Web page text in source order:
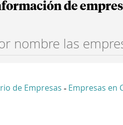
de
de Empresas - Empresas en